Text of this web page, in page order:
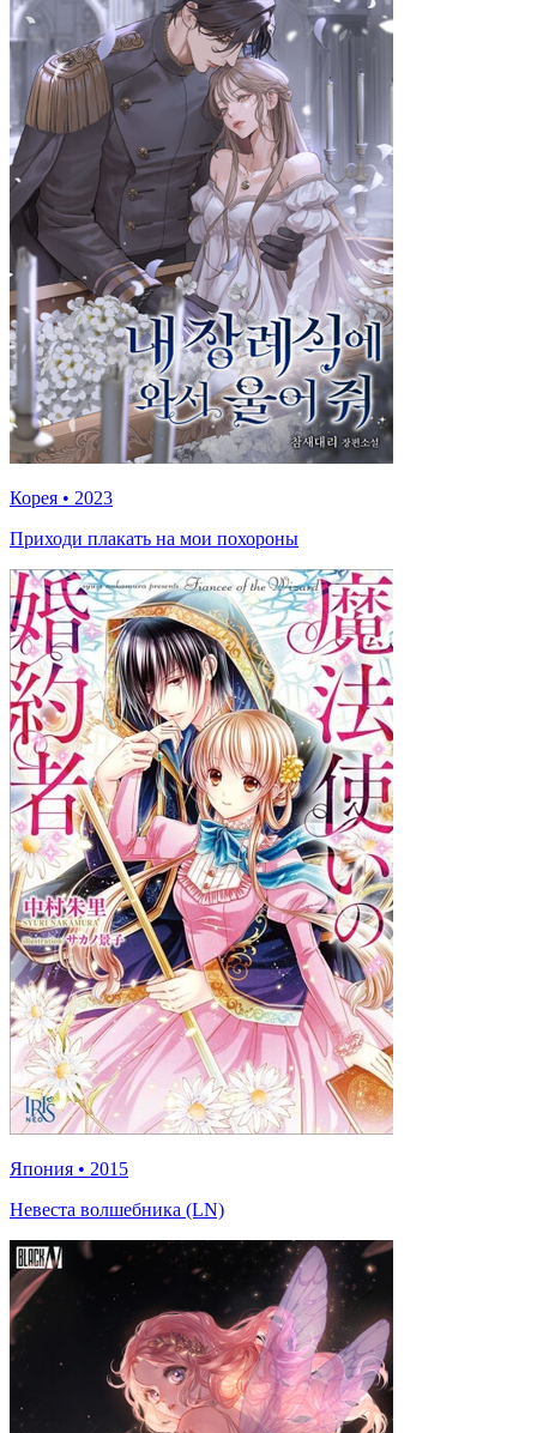
Корея • 2023
Приходи плакать на мои похороны
Япония • 2015
Невеста волшебника (LN)